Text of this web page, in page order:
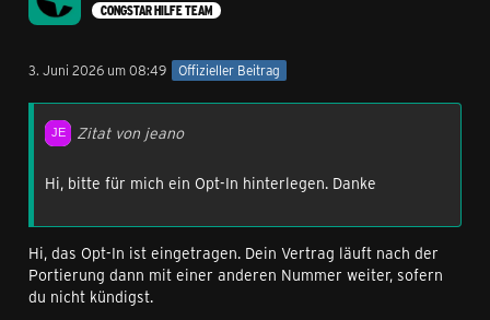
CONGSTAR HILFE TEAM
3. Juni 2026 um 08:49 Offizieller Beitrag
Zitat von jeano
Hi, bitte für mich ein Opt-In hinterlegen. Danke
Hi, das Opt-In ist eingetragen. Dein Vertrag läuft nach der
Portierung dann mit einer anderen Nummer weiter, sofern
du nicht kündigst.